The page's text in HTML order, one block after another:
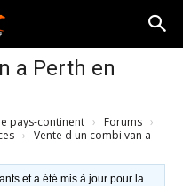
a Perth en
pays-continent › Forums ›
› Vente d un combi van a
et a été mis à jour pour la